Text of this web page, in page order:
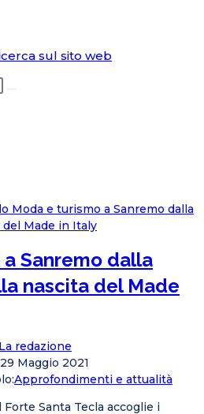
sul sito web
Sanremo dalla
nascita del Made
La redazione
29 Maggio 2021
Approfondimenti e attualità
Santa Tecla accoglie i